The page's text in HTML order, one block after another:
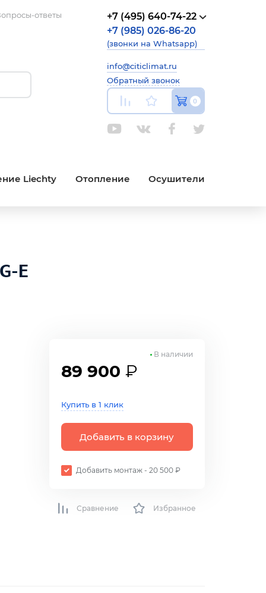
ответы
+7 (495) 640-74-22
+7 (985) 026-86-20
(звонки на Whatsapp)
info@citiclimat.ru
Обратный звонок
0
Liechty Отопление Осушители
E
89 900 ₽
Купить в 1 клик
Добавить в корзину
Добавить монтаж - 20 500 ₽
В наличии
Сравнение Избранное